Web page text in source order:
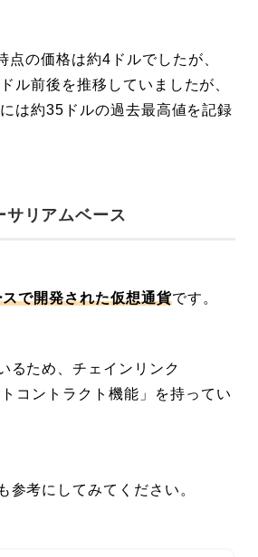
の価格は約4ドルでしたが、
ル前後を推移していましたが、
は約35ドルの過去最高値を記録
リアムベース
で開発された仮想通貨です。
るため、チェインリンク
コントラクト機能」を持ってい
考にしてみてください。